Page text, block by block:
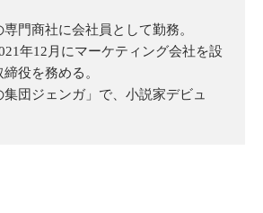
門商社に会社員として勤務。
年12月にマーケティング会社を設
役を務める。
団ジェンガ」で、小説家デビュ